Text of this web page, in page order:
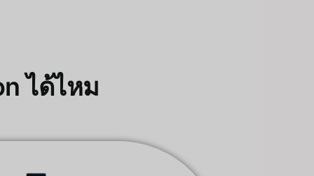
ได้ไหม